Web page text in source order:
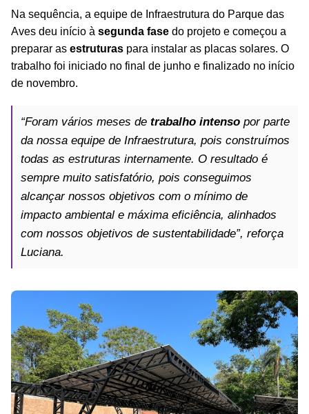
Na sequência, a equipe de Infraestrutura do Parque das
Aves deu início à segunda fase do projeto e começou a
preparar as estruturas para instalar as placas solares. O
trabalho foi iniciado no final de junho e finalizado no início
de novembro.
“Foram vários meses de trabalho intenso por parte
da nossa equipe de Infraestrutura, pois construímos
todas as estruturas internamente. O resultado é
sempre muito satisfatório, pois conseguimos
alcançar nossos objetivos com o mínimo de
impacto ambiental e máxima eficiência, alinhados
com nossos objetivos de sustentabilidade”, reforça
Luciana.